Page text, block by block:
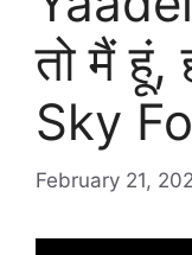
तो मैं हूं,
Sky
February 21,